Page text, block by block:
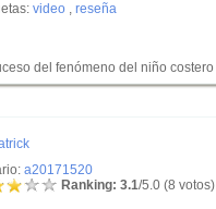
video , reseña
del fenómeno del niño costero
a20171520
Ranking: 3.1/5.0 (8 votos)